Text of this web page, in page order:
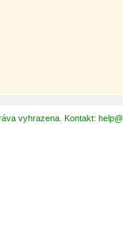
vyhrazena. Kontakt: